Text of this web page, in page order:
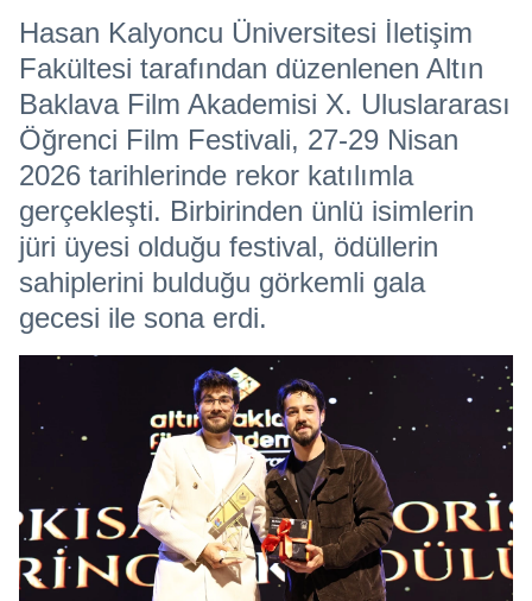
Hasan Kalyoncu Üniversitesi İletişim
Fakültesi tarafından düzenlenen Altın
Baklava Film Akademisi X. Uluslararası
Öğrenci Film Festivali, 27-29 Nisan
2026 tarihlerinde rekor katılımla
gerçekleşti. Birbirinden ünlü isimlerin
jüri üyesi olduğu festival, ödüllerin
sahiplerini bulduğu görkemli gala
gecesi ile sona erdi.